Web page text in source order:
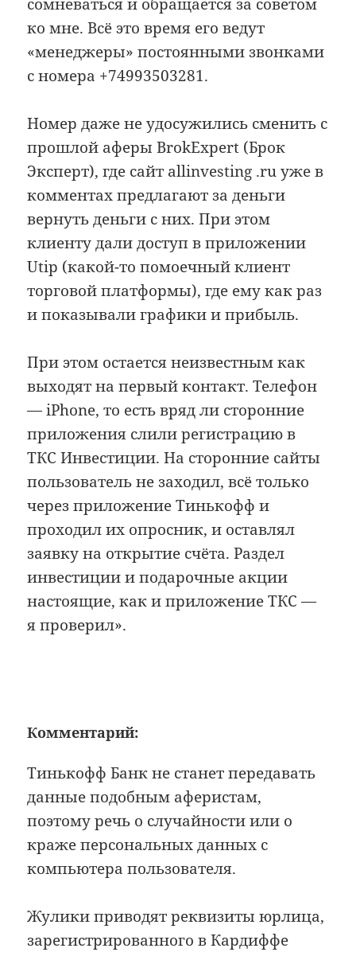
ко мне. Всё это время его ведут
«менеджеры» постоянными звонками
с номера +74993503281.
Номер даже не удосужились сменить с
прошлой аферы BrokExpert (Брок
Эксперт), где сайт allinvesting .ru уже в
комментах предлагают за деньги
вернуть деньги с них. При этом
клиенту дали доступ в приложении
Utip (какой-то помоечный клиент
торговой платформы), где ему как раз
и показывали графики и прибыль.
При этом остается неизвестным как
выходят на первый контакт. Телефон
— iPhone, то есть вряд ли сторонние
приложения слили регистрацию в
ТКС Инвестиции. На сторонние сайты
пользователь не заходил, всё только
через приложение Тинькофф и
проходил их опросник, и оставлял
заявку на открытие счёта. Раздел
инвестиции и подарочные акции
настоящие, как и приложение ТКС —
я проверил».
Комментарий:
Тинькофф Банк не станет передавать
данные подобным аферистам,
поэтому речь о случайности или о
краже персональных данных с
компьютера пользователя.
Жулики приводят реквизиты юрлица,
зарегистрированного в Кардиффе